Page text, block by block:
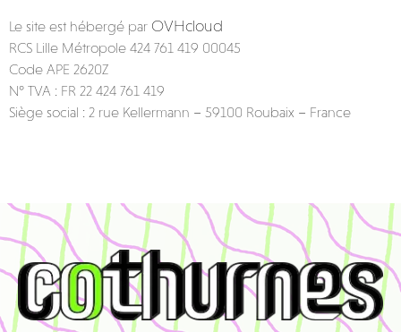
Le site est hébergé par OVHcloud
RCS Lille Métropole 424 761 419 00045
Code APE 2620Z
N° TVA : FR 22 424 761 419
Siège social : 2 rue Kellermann – 59100 Roubaix – France